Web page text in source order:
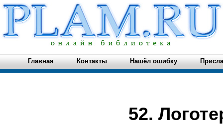
Главная Контакты Нашёл ошибку
52.